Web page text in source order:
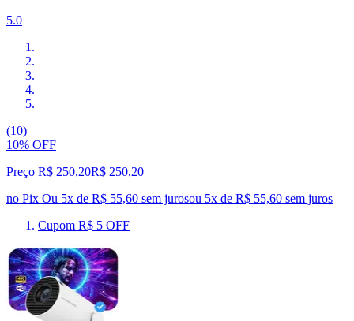
5.0
(10)
10% OFF
Preço R$ 250,20R$ 250,20
no Pix Ou 5x de R$ 55,60 sem jurosou 5x de R$ 55,60 sem juros
Cupom R$ 5 OFF